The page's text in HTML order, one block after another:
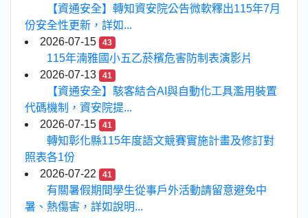
【資通安全】轉知資安院公告微軟釋出115年7月
份安全性更新，詳如...
2026-07-15
43
115年湳雅國小五乙菸檳危害防制表演影片
2026-07-13
41
【資通安全】駭客結合AI與自動化工具濫用裝置
代碼機制，資安院提...
2026-07-15
41
轉知彰化縣115年度語文競賽實施計畫及修訂對
照表各1份
2026-07-22
41
有關暑假期間學生從事戶外活動請留意避免中
暑、熱傷害，詳如說明...